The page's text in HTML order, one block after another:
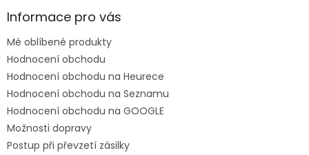
Informace pro vás
Mé oblíbené produkty
Hodnocení obchodu
Hodnocení obchodu na Heurece
Hodnocení obchodu na Seznamu
Hodnocení obchodu na GOOGLE
Možnosti dopravy
Postup při převzetí zásilky